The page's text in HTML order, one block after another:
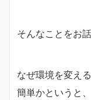
そんなことをお
なぜ環境を変え
簡単かというと、